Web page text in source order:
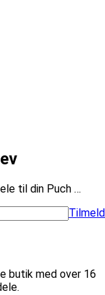
til din Puch …
Tilmeld
butik med over 16